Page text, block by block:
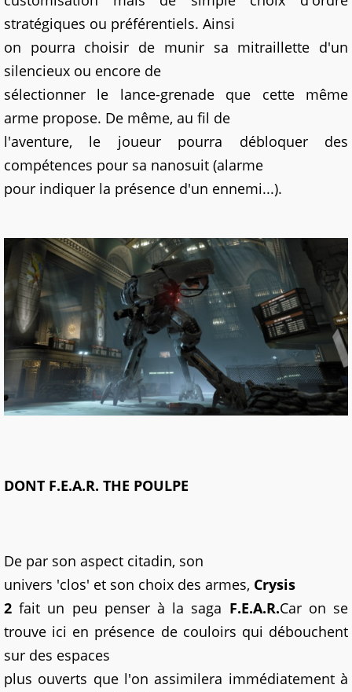
stratégiques ou préférentiels. Ainsi
on pourra choisir de munir sa mitraillette d'un
silencieux ou encore de
sélectionner le lance-grenade que cette même
arme propose. De même, au fil de
l'aventure, le joueur pourra débloquer des
compétences pour sa nanosuit (alarme
pour indiquer la présence d'un ennemi...).
DONT F.E.A.R. THE POULPE
De par son aspect citadin, son
univers 'clos' et son choix des armes, Crysis
2 fait un peu penser à la saga F.E.A.R.Car on se
trouve ici en présence de couloirs qui débouchent
sur des espaces
plus ouverts que l'on assimilera immédiatement à